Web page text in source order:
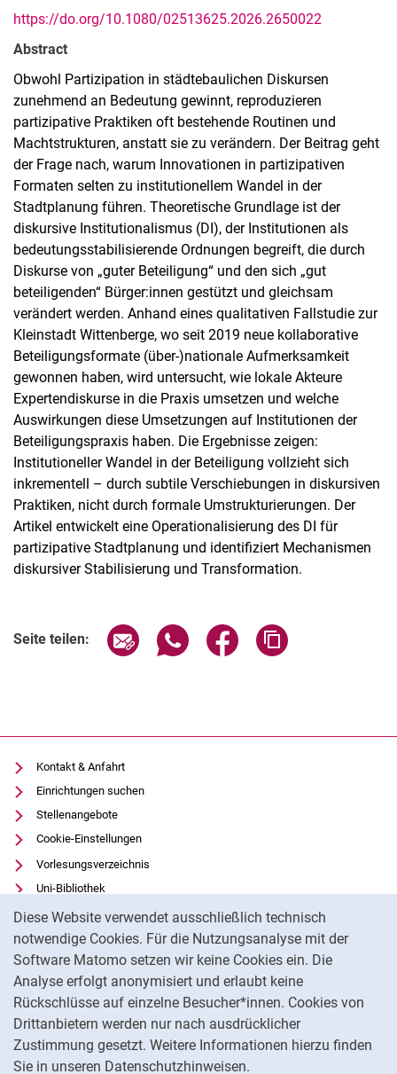
Diese Website verwendet ausschließlich technisch
notwendige Cookies. Für die Nutzungsanalyse mit der
Software Matomo setzen wir keine Cookies ein. Die
Analyse erfolgt anonymisiert und erlaubt keine
Rückschlüsse auf einzelne Besucher*innen. Cookies von
Drittanbietern werden nur nach ausdrücklicher
Zustimmung gesetzt. Weitere Informationen hierzu finden
Sie in unseren Datenschutzhinweisen.
https://do.org/10.1080/02513625.2026.2650022
Abstract
Obwohl Partizipation in städtebaulichen Diskursen
zunehmend an Bedeutung gewinnt, reproduzieren
partizipative Praktiken oft bestehende Routinen und
Machtstrukturen, anstatt sie zu verändern. Der Beitrag geht
der Frage nach, warum Innovationen in partizipativen
Formaten selten zu institutionellem Wandel in der
Stadtplanung führen. Theoretische Grundlage ist der
diskursive Institutionalismus (DI), der Institutionen als
bedeutungsstabilisierende Ordnungen begreift, die durch
Diskurse von „guter Beteiligung“ und den sich „gut
beteiligenden“ Bürger:innen gestützt und gleichsam
verändert werden. Anhand eines qualitativen Fallstudie zur
Kleinstadt Wittenberge, wo seit 2019 neue kollaborative
Beteiligungsformate (über-)nationale Aufmerksamkeit
gewonnen haben, wird untersucht, wie lokale Akteure
Expertendiskurse in die Praxis umsetzen und welche
Auswirkungen diese Umsetzungen auf Institutionen der
Beteiligungspraxis haben. Die Ergebnisse zeigen:
Institutioneller Wandel in der Beteiligung vollzieht sich
inkrementell – durch subtile Verschiebungen in diskursiven
Praktiken, nicht durch formale Umstrukturierungen. Der
Artikel entwickelt eine Operationalisierung des DI für
partizipative Stadtplanung und identifiziert Mechanismen
diskursiver Stabilisierung und Transformation.
Seite teilen: Seite über E-Mail teilen
Seite über WhatsApp teilen
Seite über Facebook
Kontakt & Anfahrt
Einrichtungen suchen
Stellenangebote
Cookie-Einstellungen
Vorlesungsverzeichnis
Uni-Bibliothek
Moodle
Panopto
Datenschutz
Barrierefreiheit
Transparenter KI-Einsatz